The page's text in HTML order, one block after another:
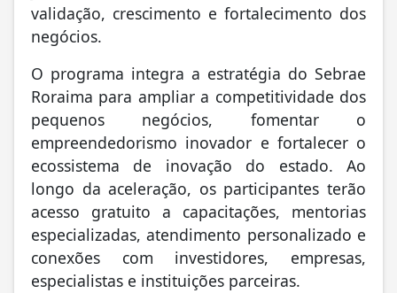
validação, crescimento e fortalecimento dos
negócios.
O programa integra a estratégia do Sebrae
Roraima para ampliar a competitividade dos
pequenos negócios, fomentar o
empreendedorismo inovador e fortalecer o
ecossistema de inovação do estado. Ao
longo da aceleração, os participantes terão
acesso gratuito a capacitações, mentorias
especializadas, atendimento personalizado e
conexões com investidores, empresas,
especialistas e instituições parceiras.